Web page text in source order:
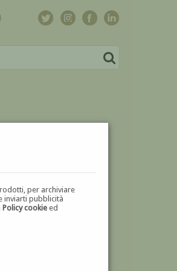
per archiviare
inviarti pubblicità
Policy cookie ed
⬅